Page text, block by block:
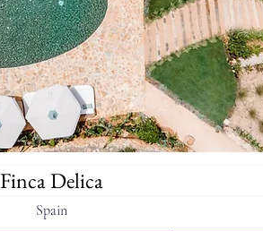
Finca Delica
Spain